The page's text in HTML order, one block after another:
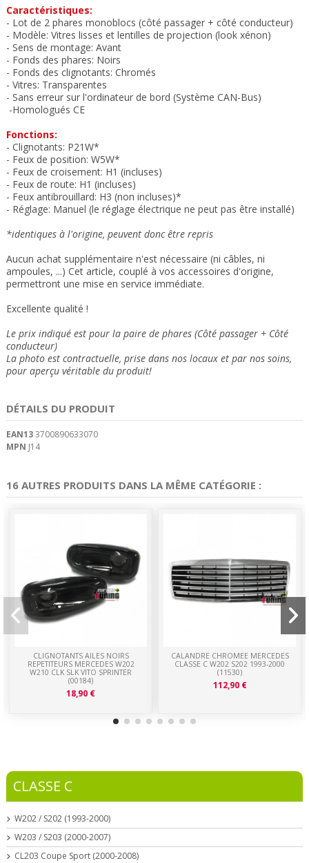
Caractéristiques:
- Lot de 2 phares monoblocs (côté passager + côté conducteur)
- Modèle: Vitres lisses et lentilles de projection (look xénon)
- Sens de montage: Avant
- Fonds des phares: Noirs
- Fonds des clignotants: Chromés
- Vitres: Transparentes
- Sans erreur sur l'ordinateur de bord (Système CAN-Bus)
-Homologués CE
Fonctions:
- Clignotants: P21W*
- Feux de position: W5W*
- Feux de croisement: H1 (incluses)
- Feux de route: H1 (incluses)
- Feux antibrouillard: H3 (non incluses)*
- Réglage: Manuel (le réglage électrique ne peut pas être installé)
*identiques à l'origine, peuvent donc être repris
Aucun achat supplémentaire n'est nécessaire (ni câbles, ni
ampoules, ...) Cet article, couplé à vos accessoires d'origine,
permettront une mise en service immédiate.
Excellente qualité !
Le prix indiqué est pour la paire de phares (Côté passager + Côté
conducteur)
La photo est contractuelle, prise dans nos locaux et par nos soins,
pour aperçu véritable du produit!
DÉTAILS DU PRODUIT
EAN133700890633070
MPN J14
16 AUTRES PRODUITS DANS LA MÊME CATÉGORIE :
CLIGNOTANTS AILES NOIRS
REPETITEURS MERCEDES W202
W210 CLK SLK VITO SPRINTER
(00184)
18,90 €
CALANDRE CHROMEE MERCEDES
CLASSE C W202 S202 1993-2000
(11530)
112,90 €
CLASSE C
W202 / S202 (1993-2000)
W203 / S203 (2000-2007)
CL203 Coupe Sport (2000-2008)